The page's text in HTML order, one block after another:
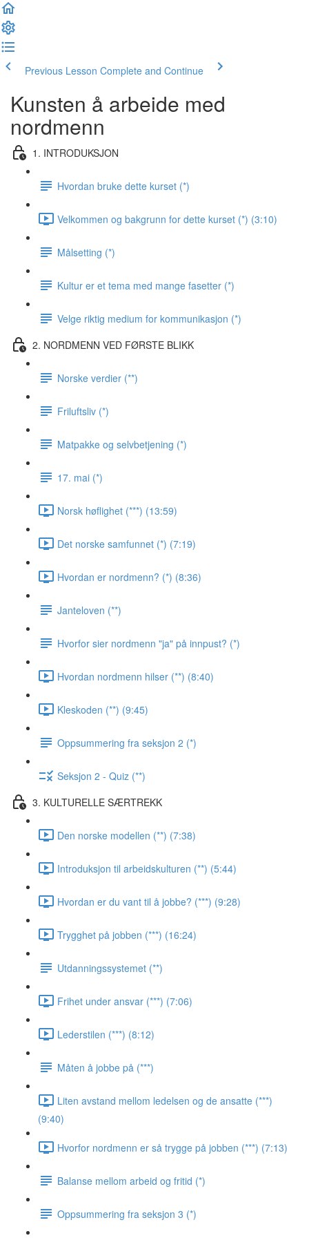
Previous Lesson Complete and Continue
Kunsten å arbeide med
nordmenn
1. INTRODUKSJON
Hvordan bruke dette kurset (*)
Velkommen og bakgrunn for dette kurset (*) (3:10)
Målsetting (*)
Kultur er et tema med mange fasetter (*)
Velge riktig medium for kommunikasjon (*)
2. NORDMENN VED FØRSTE BLIKK
Norske verdier (**)
Friluftsliv (*)
Matpakke og selvbetjening (*)
17. mai (*)
Norsk høflighet (***) (13:59)
Det norske samfunnet (*) (7:19)
Hvordan er nordmenn? (*) (8:36)
Janteloven (**)
Hvorfor sier nordmenn "ja" på innpust? (*)
Hvordan nordmenn hilser (**) (8:40)
Kleskoden (**) (9:45)
Oppsummering fra seksjon 2 (*)
Seksjon 2 - Quiz (**)
3. KULTURELLE SÆRTREKK
Den norske modellen (**) (7:38)
Introduksjon til arbeidskulturen (**) (5:44)
Hvordan er du vant til å jobbe? (***) (9:28)
Trygghet på jobben (***) (16:24)
Utdanningssystemet (**)
Frihet under ansvar (***) (7:06)
Lederstilen (***) (8:12)
Måten å jobbe på (***)
Liten avstand mellom ledelsen og de ansatte (***)
(9:40)
Hvorfor nordmenn er så trygge på jobben (***) (7:13)
Balanse mellom arbeid og fritid (*)
Oppsummering fra seksjon 3 (*)